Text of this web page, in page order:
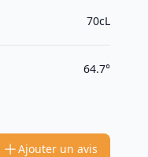
70cL
64.7°
Ajouter un avis